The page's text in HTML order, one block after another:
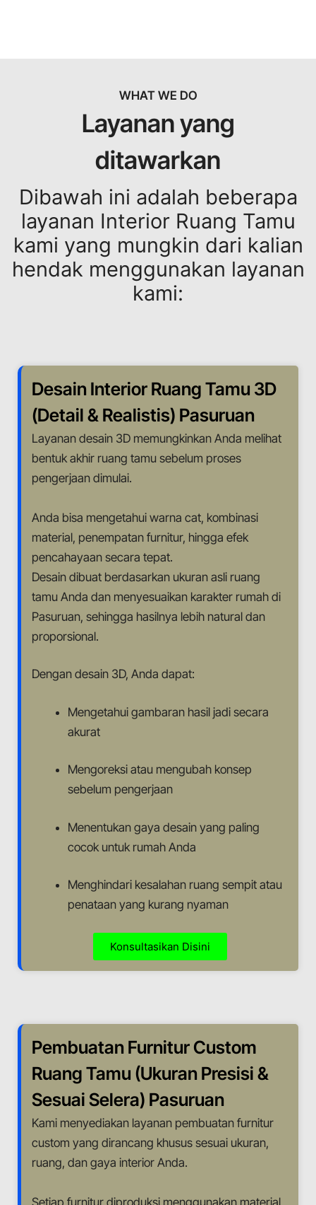
WHAT WE DO
Layanan yang
ditawarkan
Dibawah ini adalah beberapa
layanan Interior Ruang Tamu
kami yang mungkin dari kalian
hendak menggunakan layanan
kami:
Desain Interior Ruang Tamu 3D
(Detail & Realistis) Pasuruan
Layanan desain 3D memungkinkan Anda melihat
bentuk akhir ruang tamu sebelum proses
pengerjaan dimulai.
Anda bisa mengetahui warna cat, kombinasi
material, penempatan furnitur, hingga efek
pencahayaan secara tepat.
Desain dibuat berdasarkan ukuran asli ruang
tamu Anda dan menyesuaikan karakter rumah di
Pasuruan, sehingga hasilnya lebih natural dan
proporsional.
Dengan desain 3D, Anda dapat:
Mengetahui gambaran hasil jadi secara
akurat
Mengoreksi atau mengubah konsep
sebelum pengerjaan
Menentukan gaya desain yang paling
cocok untuk rumah Anda
Menghindari kesalahan ruang sempit atau
penataan yang kurang nyaman
Konsultasikan Disini
Pembuatan Furnitur Custom
Ruang Tamu (Ukuran Presisi &
Sesuai Selera) Pasuruan
Kami menyediakan layanan pembuatan furnitur
custom yang dirancang khusus sesuai ukuran,
ruang, dan gaya interior Anda.
Setiap furnitur diproduksi menggunakan material